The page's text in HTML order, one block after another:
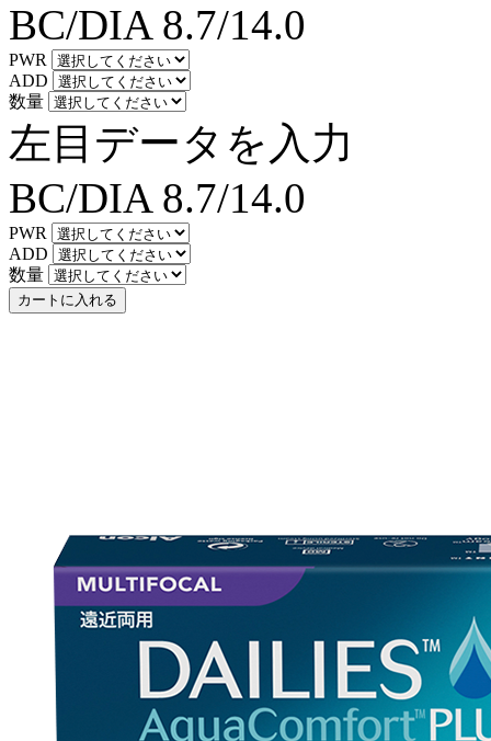
BC/DIA 8.7/14.0
PWR
ADD
数量
左目データを入力
BC/DIA 8.7/14.0
PWR
ADD
数量
カートに入れる